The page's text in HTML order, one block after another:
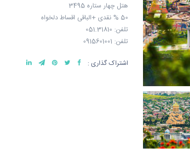
هتل چهار ستاره 3495
50 % نقدی +الباقی اقساط دلخواه
تلفن: 051.31810
تلفن: 0915601001
اشتراک گذاری :